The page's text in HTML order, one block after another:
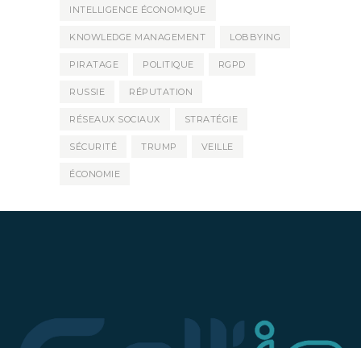
INTELLIGENCE ÉCONOMIQUE
KNOWLEDGE MANAGEMENT LOBBYING
PIRATAGE POLITIQUE RGPD
RUSSIE RÉPUTATION
RÉSEAUX SOCIAUX STRATÉGIE
SÉCURITÉ TRUMP VEILLE
ÉCONOMIE